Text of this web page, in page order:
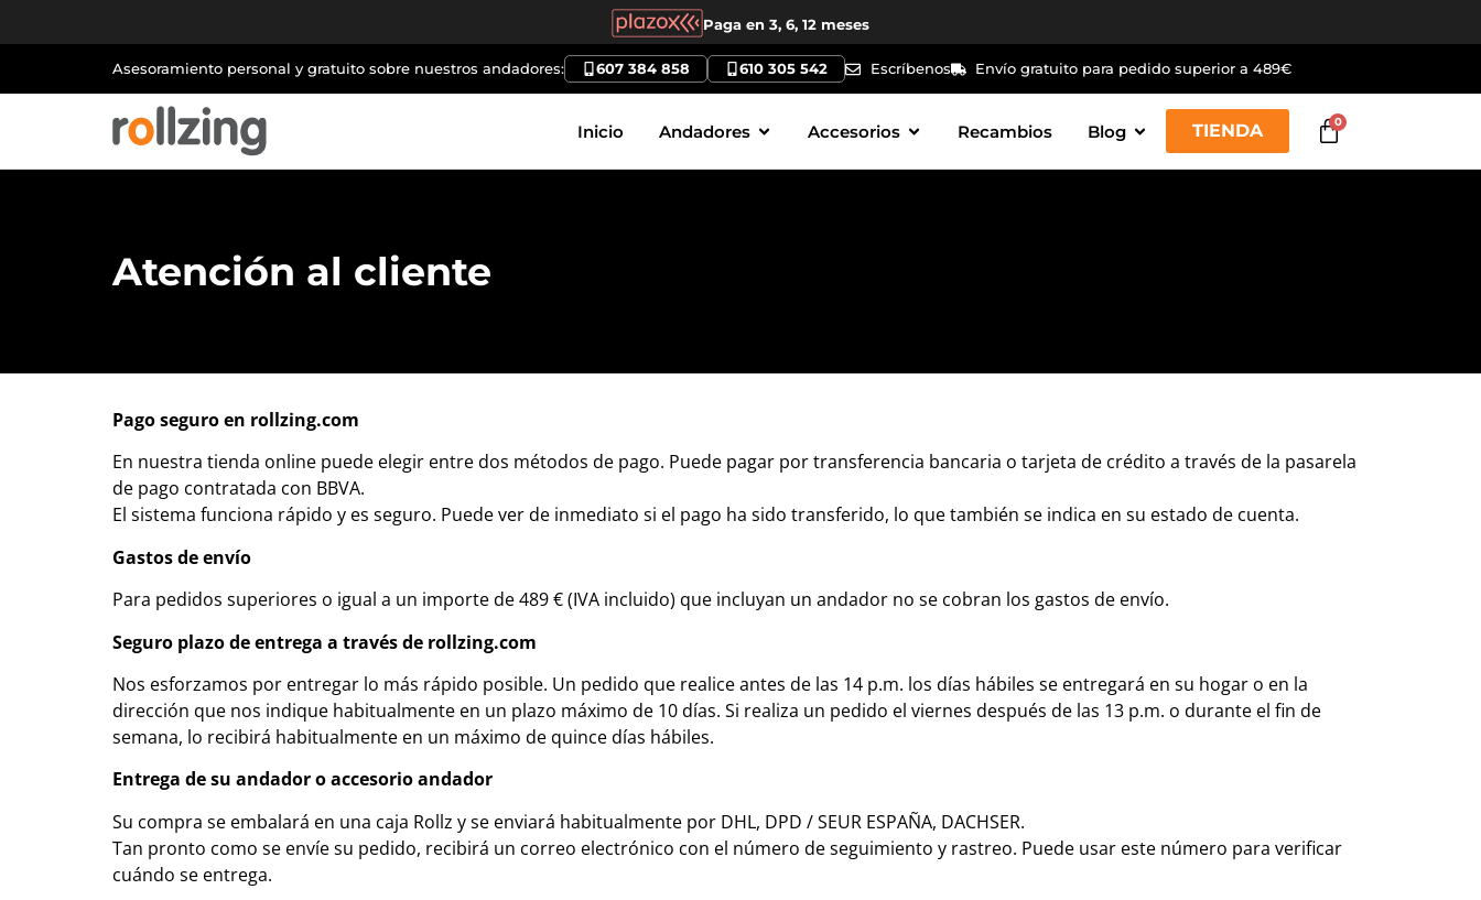
Paga en 3, 6, 12 meses
Asesoramiento personal y gratuito sobre nuestros andadores: 607 384 858 610 305 542 Escríbenos Envío gratuito para pedido superior a 489€
Inicio Andadores Accesorios Recambios Blog TIENDA 0
Atención al cliente
Pago seguro en rollzing.com
En nuestra tienda online puede elegir entre dos métodos de pago. Puede pagar por transferencia bancaria o tarjeta de crédito a través de la pasarela
de pago contratada con BBVA.
El sistema funciona rápido y es seguro. Puede ver de inmediato si el pago ha sido transferido, lo que también se indica en su estado de cuenta.
Gastos de envío
Para pedidos superiores o igual a un importe de 489 € (IVA incluido) que incluyan un andador no se cobran los gastos de envío.
Seguro plazo de entrega a través de rollzing.com
Nos esforzamos por entregar lo más rápido posible. Un pedido que realice antes de las 14 p.m. los días hábiles se entregará en su hogar o en la
dirección que nos indique habitualmente en un plazo máximo de 10 días. Si realiza un pedido el viernes después de las 13 p.m. o durante el fin de
semana, lo recibirá habitualmente en un máximo de quince días hábiles.
Entrega de su andador o accesorio andador
Su compra se embalará en una caja Rollz y se enviará habitualmente por DHL, DPD / SEUR ESPAÑA, DACHSER.
Tan pronto como se envíe su pedido, recibirá un correo electrónico con el número de seguimiento y rastreo. Puede usar este número para verificar
cuándo se entrega.